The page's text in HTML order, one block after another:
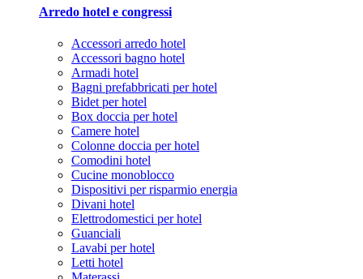
Arredo hotel e congressi
Accessori arredo hotel
Accessori bagno hotel
Armadi hotel
Bagni prefabbricati per hotel
Bidet per hotel
Box doccia per hotel
Camere hotel
Colonne doccia per hotel
Comodini hotel
Cucine monoblocco
Dispositivi per risparmio energia
Divani hotel
Elettrodomestici per hotel
Guanciali
Lavabi per hotel
Letti hotel